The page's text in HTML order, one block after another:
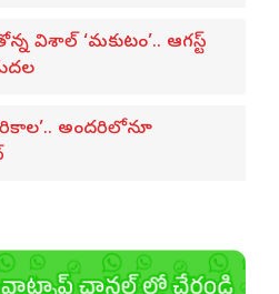
విశాల్ ‘మకుటం’.. ఆగస్ట్
అందరిలోనూ